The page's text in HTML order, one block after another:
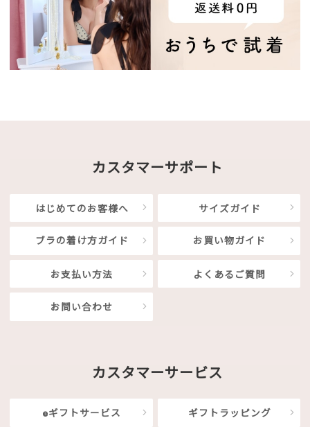
カスタマーサポート
はじめてのお客様へ サイズガイド
ブラの着け方ガイド お買い物ガイド
お支払い方法 よくあるご質問
お問い合わせ
カスタマーサービス
eギフトサービス ギフトラッピング